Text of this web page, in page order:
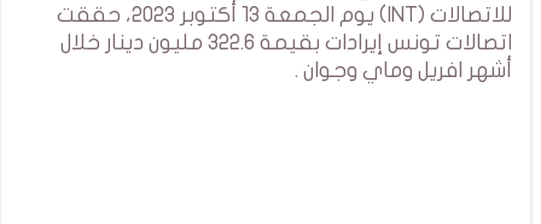
للاتصالات (INT) يوم الجمعة 13 أكتوبر 2023، حققت
اتصالات تونس إيرادات بقيمة 322.6 مليون دينار خلال
أشهر افريل وماي وجوان .